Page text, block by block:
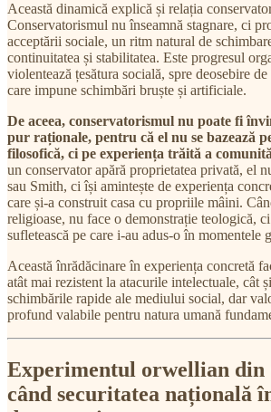
Această dinamică explică și relația
Conservatorismul nu înseamnă stagnare, ci
acceptării sociale, un ritm natural de
continuitatea și stabilitatea. Este progresul
violentează țesătura socială, spre deosebire
care impune schimbări bruște și artificiale.
De aceea, conservatorismul nu poate fi
pur raționale, pentru că el nu se bazează
filosofică, ci pe experiența trăită a
un conservator apără proprietatea privată, el
sau Smith, ci își amintește de experiența
care și-a construit casa cu propriile mâini.
religioase, nu face o demonstrație teologică, ci
sufletească pe care i-au adus-o în momentele
Această înrădăcinare în experiența concretă
atât mai rezistent la atacurile intelectuale, cât
schimbările rapide ale mediului social, dar
profund valabile pentru natura umană
Experimentul orwellian din
când securitatea națională